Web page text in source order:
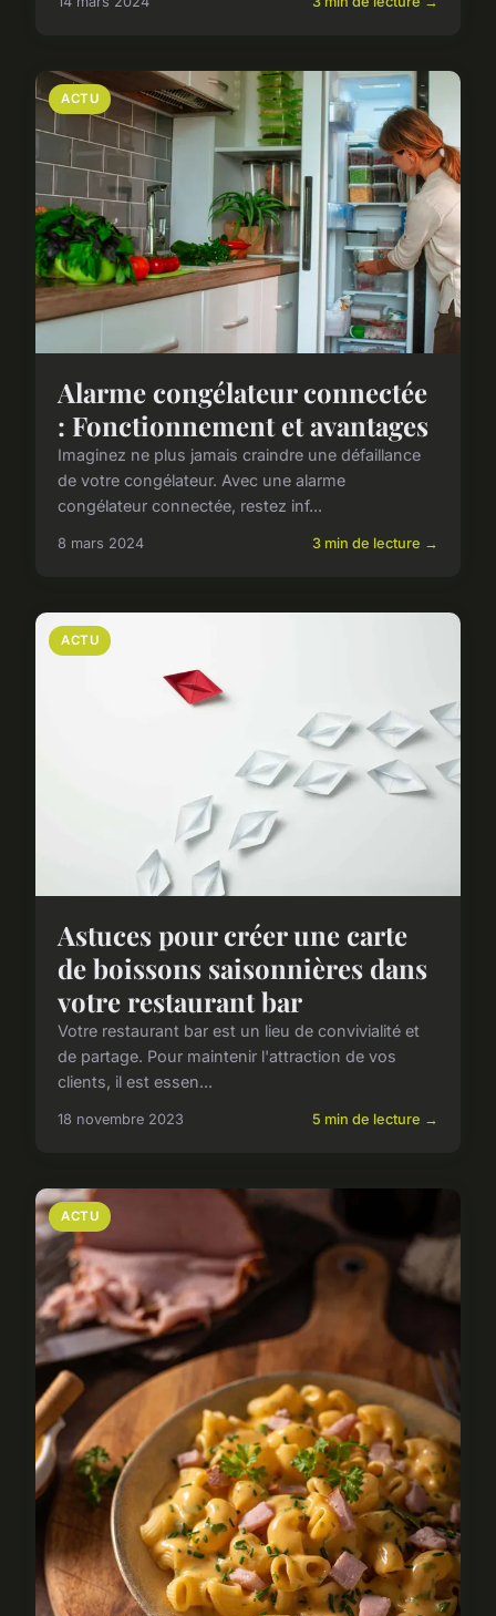
ACTU
Alarme congélateur connectée
: Fonctionnement et avantages
Imaginez ne plus jamais craindre une défaillance
de votre congélateur. Avec une alarme
congélateur connectée, restez inf...
8 mars 2024 3 min de lecture →
ACTU
Astuces pour créer une carte
de boissons saisonnières dans
votre restaurant bar
Votre restaurant bar est un lieu de convivialité et
de partage. Pour maintenir l'attraction de vos
clients, il est essen...
18 novembre 2023 5 min de lecture →
ACTU